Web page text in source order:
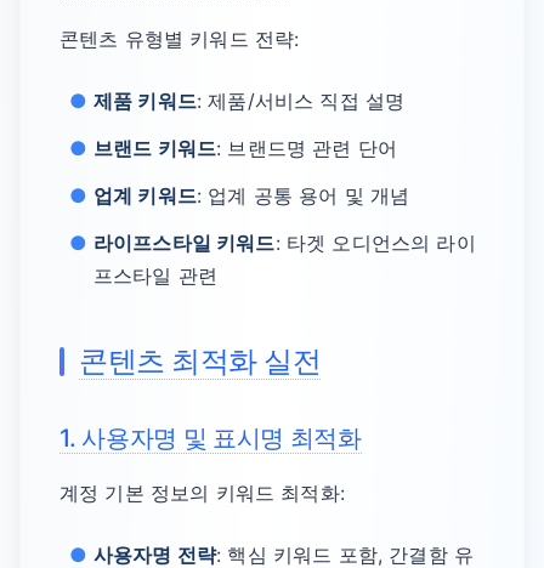
콘텐츠 유형별 키워드 전략:
제품 키워드: 제품/서비스 직접 설명
브랜드 키워드: 브랜드명 관련 단어
업계 키워드: 업계 공통 용어 및 개념
라이프스타일 키워드: 타겟 오디언스의 라이
프스타일 관련
콘텐츠 최적화 실전
1. 사용자명 및 표시명 최적화
계정 기본 정보의 키워드 최적화:
사용자명 전략: 핵심 키워드 포함, 간결함 유